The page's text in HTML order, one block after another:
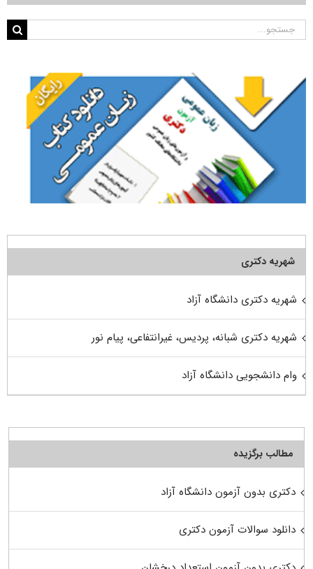
جستجو
شهریه دکتری
شهریه دکتری دانشگاه آزاد
شهریه دکتری شبانه، پردیس، غیرانتفاعی، پیام نور
وام دانشجویی دانشگاه آزاد
مطالب برگزیده
دکتری بدون آزمون دانشگاه آزاد
دانلود سوالات آزمون دکتری